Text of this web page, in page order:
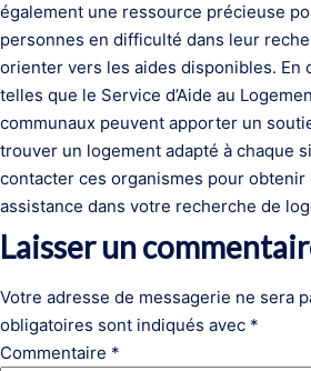
également une ressource précieuse
personnes en difficulté dans leur
orienter vers les aides disponibles. En
telles que le Service d’Aide au
communaux peuvent apporter un
trouver un logement adapté à chaque
contacter ces organismes pour
assistance dans votre recherche de
Laisser un
Votre adresse de messagerie ne sera
obligatoires sont indiqués avec *
Commentaire *